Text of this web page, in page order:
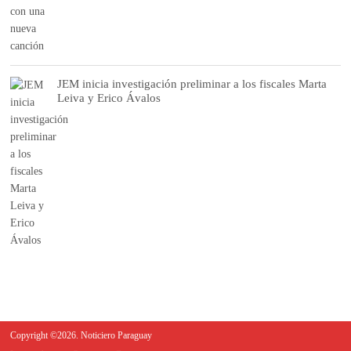
JEM inicia investigación preliminar a los fiscales Marta
Leiva y Erico Ávalos
Copyright ©2026. Noticiero Paraguay